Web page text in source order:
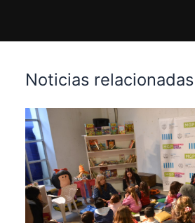
Noticias relacionadas